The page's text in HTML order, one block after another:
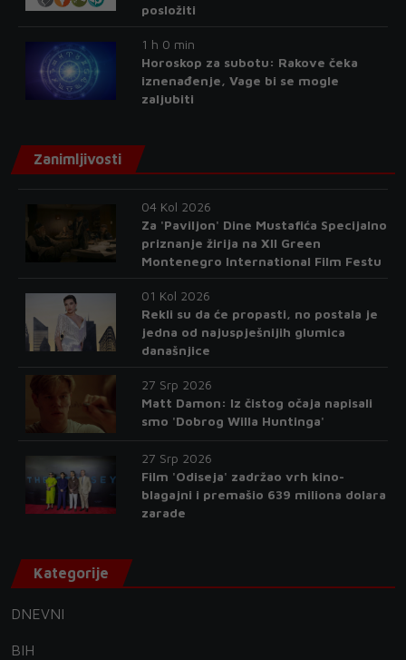
posložiti
1 h 0 min
Horoskop za subotu: Rakove čeka
iznenađenje, Vage bi se mogle
zaljubiti
Zanimljivosti
04 Kol 2026
Za 'Paviljon' Dine Mustafića Specijalno
priznanje žirija na XII Green
Montenegro International Film Festu
01 Kol 2026
Rekli su da će propasti, no postala je
jedna od najuspješnijih glumica
današnjice
27 Srp 2026
Matt Damon: Iz čistog očaja napisali
smo 'Dobrog Willa Huntinga'
27 Srp 2026
Film 'Odiseja' zadržao vrh kino-
blagajni i premašio 639 miliona dolara
zarade
Kategorije
DNEVNI
BIH